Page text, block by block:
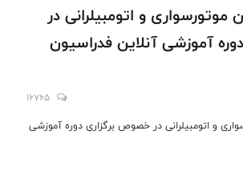
موتورسواری و اتومبيلرانی در
آموزشی آنلاین فدراسیون
16765
و اتومبيلرانی در خصوص برگزاری دوره آموزشی